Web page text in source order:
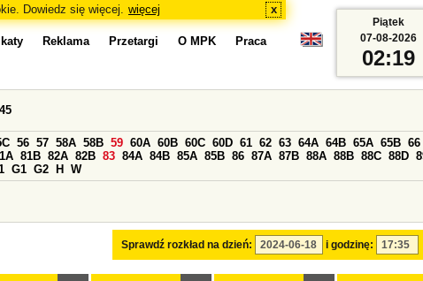
Dowiedz się więcej. więcej x
Reklama Przetargi O MPK Praca
Sprawdź rozkład na dzień: i godzinę:
45
56 57 58A 58B 59 60A 60B 60C 60D 61 62 63 64A 64B 65A 65B 66
81B 82A 82B 83 84A 84B 85A 85B 86 87A 87B 88A 88B 88C 88D
G1 G2 H W
Piątek
07-08-2026
02:19